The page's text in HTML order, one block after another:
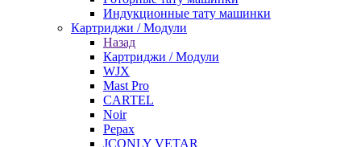
Индукционные тату машинки
Картриджи / Модули
Назад
Картриджи / Модули
WJX
Mast Pro
CARTEL
Noir
Pepax
JCONLY VETAR